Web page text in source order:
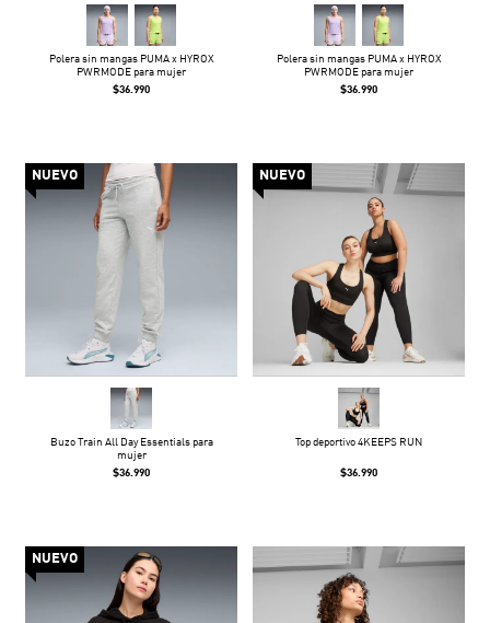
Polera sin mangas PUMA x HYROX
PWRMODE para mujer
$36.990
Polera sin mangas PUMA x HYROX
PWRMODE para mujer
$36.990
NUEVO
Buzo Train All Day Essentials para
mujer
$36.990
NUEVO
Top deportivo 4KEEPS RUN
$36.990
NUEVO